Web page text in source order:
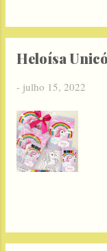
Heloísa
- julho 15, 2022